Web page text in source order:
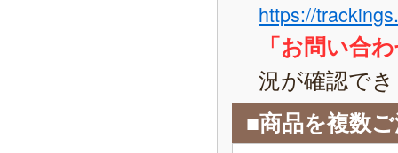
https://
「お問い合
況が確認で
■商品を複数